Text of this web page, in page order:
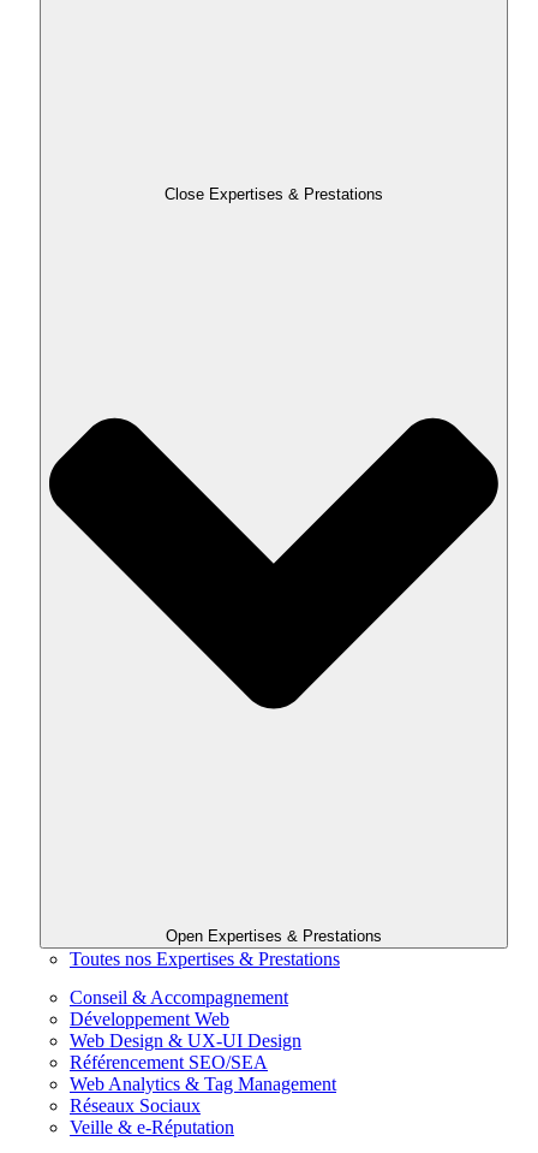
Close Expertises & Prestations
Open Expertises & Prestations
Toutes nos Expertises & Prestations
Conseil & Accompagnement
Développement Web
Web Design & UX-UI Design
Référencement SEO/SEA
Web Analytics & Tag Management
Réseaux Sociaux
Veille & e-Réputation